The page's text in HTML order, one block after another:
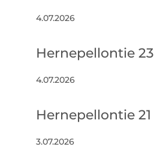
4.07.2026
Hernepellontie 23
4.07.2026
Hernepellontie 21
3.07.2026